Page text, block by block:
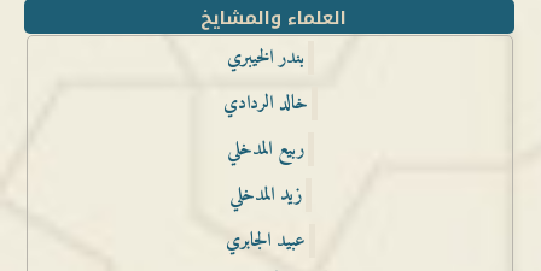
العلماء والمشايخ
بندر الخيبري
خالد الردادي
ربيع المدخلي
زيد المدخلي
عبيد الجابري